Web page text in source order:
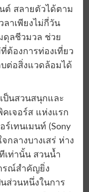
ต์ สลายตัวได้ตาม
าเพียงไม่กี่วัน
ดุลชีวมวล ช่วย
ต้องการท่องเที่ยว
ต่อสิ่งแวดล้อมได้
ป็นสวนสนุกและ
เจอร์ส แห่งแรก
ร์เทนเมนท์ (Sony
กลางบางเสร่ ห่าง
เท่านั้น สวนน้ำ
รณ์สำคัญยิ่ง
ส่วนหนึ่งในการ